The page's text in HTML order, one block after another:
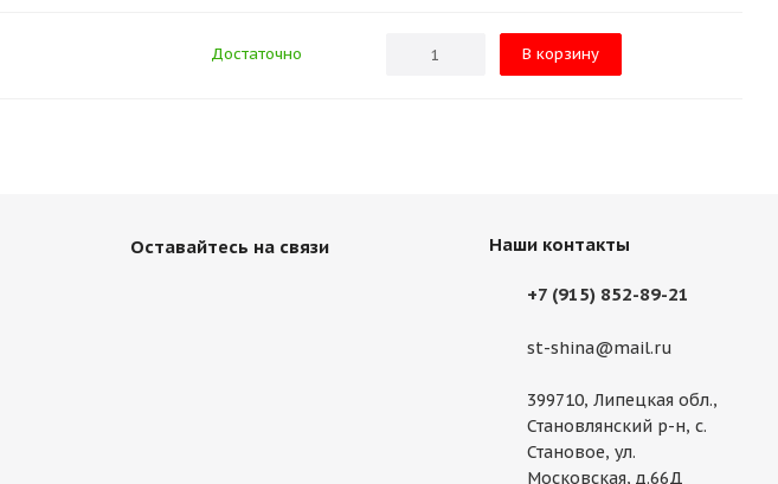
Достаточно В корзину
Оставайтесь на связи Наши контакты
+7 (915) 852-89-21
st-shina@mail.ru
399710, Липецкая обл.,
Становлянский р-н, с.
Становое, ул.
Московская, д.66Д